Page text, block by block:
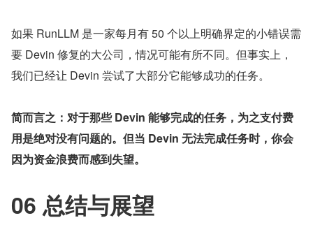
如果 RunLLM 是一家每月有 50 个以上明确界定的小错误需
要 Devin 修复的大公司，情况可能有所不同。但事实上，
我们已经让 Devin 尝试了大部分它能够成功的任务。
简而言之：对于那些 Devin 能够完成的任务，为之支付费
用是绝对没有问题的。但当 Devin 无法完成任务时，你会
因为资金浪费而感到失望。
06 总结与展望